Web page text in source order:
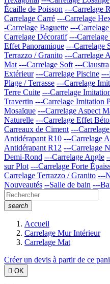
Écaille de Poisson ---Carrelage
Carrelage Carré ---Carrelage
-Carrelage Baguette ---
Carrelage Décoratif ---
Effet Panoramique ---Carrelage
Terrazzo / Granito ---Carrelage
Mat ---Carrelage Soft ---Claustra
Extérieur ---Carrelage Piscine
Plage / Terrasse ---Carrelage
Terre Cuite ---Carrelage
Travertin ---Carrelage Imitation
Mosaïque ---Carrelage Aspect
Naturelle ---Carrelage Effet
Carreaux de Ciment ---
Antidérapant R10 ---Carrelage
Antidérapant R12 ---Carrelage
Demi-Rond ---Carrelage Angle
sur Plot ---Carrelage Forte
Carrelage Terrazzo / Granito ---
Nouveautés --Salle de bain ---
search
Accueil
Carrelage Mur Intérieur
Carrelage Mat
Créer un devis à partir de ce
 OK